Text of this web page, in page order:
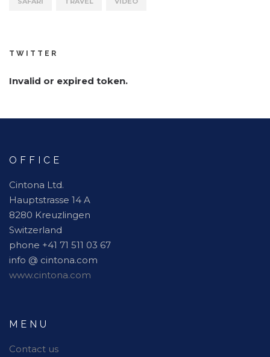
TWITTER
Invalid or expired token.
OFFICE
Cintona Ltd.
Hauptstrasse 14 A
8280 Kreuzlingen
Switzerland
phone +41 71 511 03 67
info @ cintona.com
www.cintona.com
MENU
Contact us